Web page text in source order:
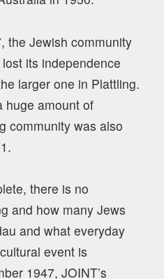
the Jewish community
its independence
larger one in Plattling.
huge amount of
community was also
there is no
and how many Jews
and what everyday
event is
1947, JOINT’s